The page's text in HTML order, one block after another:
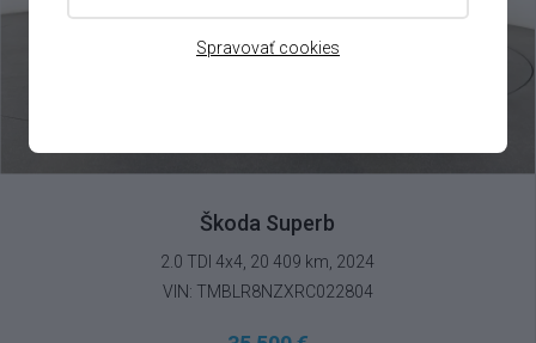
Škoda Superb
2.0 TDI 4x4, 20 409 km, 2024
VIN: TMBLR8NZXRC022804
Spravovať cookies